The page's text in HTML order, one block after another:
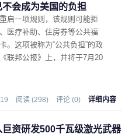
会成为美国的负担
启一项规则，该规则可能拒
医疗补助、住房券等公共福
。这项被称为“公共负担”的政
联邦公报》上，并将于7月20
阅读 (298) 评论 (0) 详细内容
资研发500千瓦级激光武器